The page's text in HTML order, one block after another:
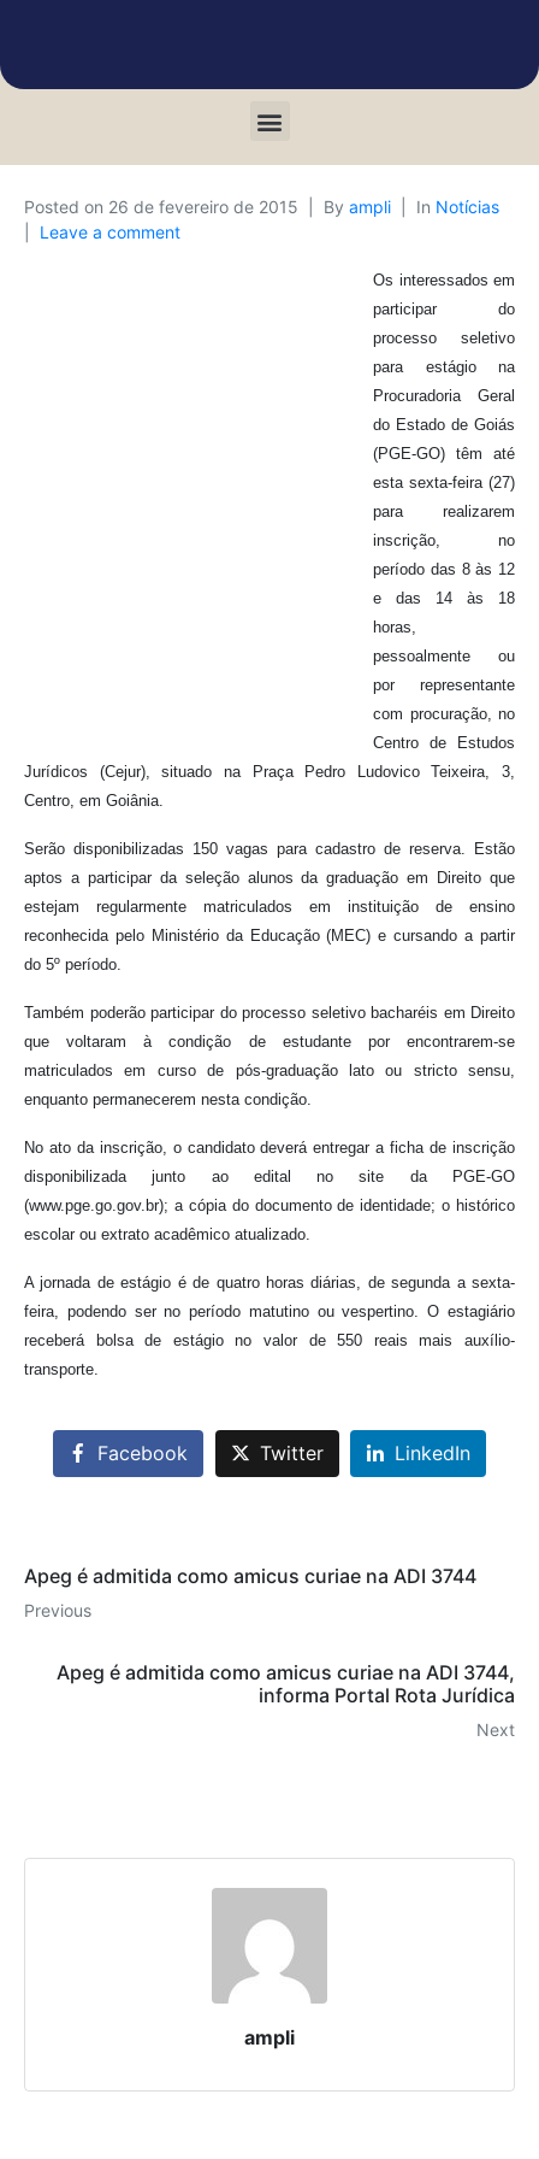
Posted on 26 de fevereiro de 2015 By ampli In Notícias
Leave a comment
Os interessados em
participar do
processo seletivo
para estágio na
Procuradoria Geral
do Estado de Goiás
(PGE-GO) têm até
esta sexta-feira (27)
para realizarem
inscrição, no
período das 8 às 12
e das 14 às 18
horas,
pessoalmente ou
por representante
com procuração, no
Centro de Estudos
Jurídicos (Cejur), situado na Praça Pedro Ludovico Teixeira, 3,
Centro, em Goiânia.
Serão disponibilizadas 150 vagas para cadastro de reserva. Estão
aptos a participar da seleção alunos da graduação em Direito que
estejam regularmente matriculados em instituição de ensino
reconhecida pelo Ministério da Educação (MEC) e cursando a partir
do 5º período.
Também poderão participar do processo seletivo bacharéis em Direito
que voltaram à condição de estudante por encontrarem-se
matriculados em curso de pós-graduação lato ou stricto sensu,
enquanto permanecerem nesta condição.
No ato da inscrição, o candidato deverá entregar a ficha de inscrição
disponibilizada junto ao edital no site da PGE-GO
(www.pge.go.gov.br); a cópia do documento de identidade; o histórico
escolar ou extrato acadêmico atualizado.
A jornada de estágio é de quatro horas diárias, de segunda a sexta-
feira, podendo ser no período matutino ou vespertino. O estagiário
receberá bolsa de estágio no valor de 550 reais mais auxílio-
transporte.
Facebook Twitter LinkedIn
Apeg é admitida como amicus curiae na ADI 3744
Previous
Apeg é admitida como amicus curiae na ADI 3744,
informa Portal Rota Jurídica
Next
ampli